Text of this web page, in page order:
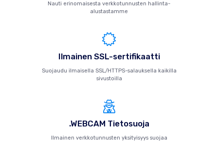
Nauti erinomaisesta verkkotunnusten hallinta-
alustastamme
Ilmainen SSL-sertifikaatti
Suojaudu ilmaisella SSL/HTTPS-salauksella kaikilla
sivustoilla
.WEBCAM Tietosuoja
Ilmainen verkkotunnusten yksityisyys suojaa